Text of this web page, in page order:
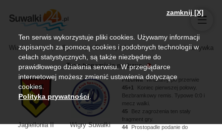
Wiadomości Sport Biznes, rolnictwo Kultura i rozrywka
Trwa transmisja na żywo
Jagiellonia II
Wigry Suwałki
Przerwa Wracamy po przerwie
45+1
Koniec pierwszej połowy.
Bezbramkowy remis. Typowe 0:0 i
mecz walki.
45
Bez zagrożenia ten stały
fragment gry.
44
Prostopadle podanie do
zamknij [X]
Ten serwis wykorzystuje pliki cookies. Używamy informacji
zapisanych za pomocą cookies i podobnych technologii w
celach statystycznych, są także niezbędne do
prawidłowego działania serwisu. W przeglądarce
internetowej możesz zmienić ustawienia dotyczące
cookies.
Polityka prywatności.